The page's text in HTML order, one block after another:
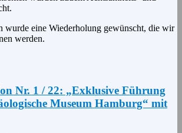
wurde eine Wiederholung gewünscht, die wir
werden.
Nr. 1 / 22: „Exklusive Führung
Museum Hamburg“ mit